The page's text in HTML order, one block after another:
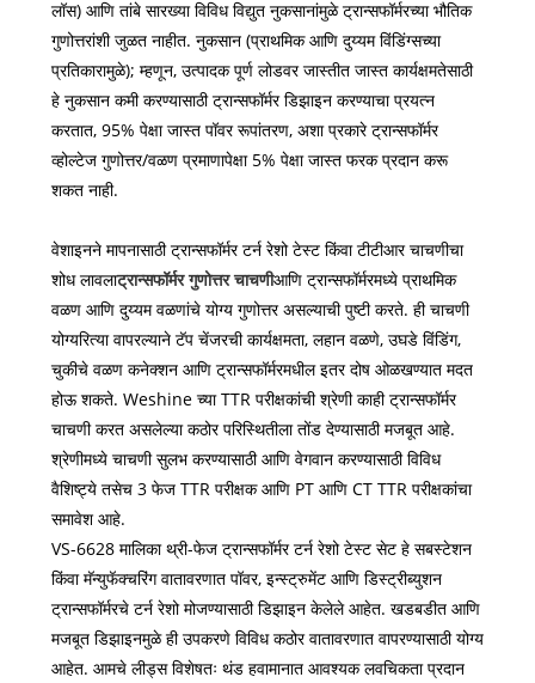
लॉस) आणि तांबे सारख्या विविध विद्युत नुकसानांमुळे ट्रान्सफॉर्मरच्या भौतिक
गुणोत्तरांशी जुळत नाहीत. नुकसान (प्राथमिक आणि दुय्यम विंडिंग्सच्या
प्रतिकारामुळे); म्हणून, उत्पादक पूर्ण लोडवर जास्तीत जास्त कार्यक्षमतेसाठी
हे नुकसान कमी करण्यासाठी ट्रान्सफॉर्मर डिझाइन करण्याचा प्रयत्न
करतात, 95% पेक्षा जास्त पॉवर रूपांतरण, अशा प्रकारे ट्रान्सफॉर्मर
व्होल्टेज गुणोत्तर/वळण प्रमाणापेक्षा 5% पेक्षा जास्त फरक प्रदान करू
शकत नाही.
वेशाइनने मापनासाठी ट्रान्सफॉर्मर टर्न रेशो टेस्ट किंवा टीटीआर चाचणीचा
शोध लावलाट्रान्सफॉर्मर गुणोत्तर चाचणीआणि ट्रान्सफॉर्मरमध्ये प्राथमिक
वळण आणि दुय्यम वळणांचे योग्य गुणोत्तर असल्याची पुष्टी करते. ही चाचणी
योग्यरित्या वापरल्याने टॅप चेंजरची कार्यक्षमता, लहान वळणे, उघडे विंडिंग,
चुकीचे वळण कनेक्शन आणि ट्रान्सफॉर्मरमधील इतर दोष ओळखण्यात मदत
होऊ शकते. Weshine च्या TTR परीक्षकांची श्रेणी काही ट्रान्सफॉर्मर
चाचणी करत असलेल्या कठोर परिस्थितीला तोंड देण्यासाठी मजबूत आहे.
श्रेणीमध्ये चाचणी सुलभ करण्यासाठी आणि वेगवान करण्यासाठी विविध
वैशिष्ट्ये तसेच 3 फेज TTR परीक्षक आणि PT आणि CT TTR परीक्षकांचा
समावेश आहे.
VS-6628 मालिका थ्री-फेज ट्रान्सफॉर्मर टर्न रेशो टेस्ट सेट हे सबस्टेशन
किंवा मॅन्युफॅक्चरिंग वातावरणात पॉवर, इन्स्ट्रुमेंट आणि डिस्ट्रीब्युशन
ट्रान्सफॉर्मरचे टर्न रेशो मोजण्यासाठी डिझाइन केलेले आहेत. खडबडीत आणि
मजबूत डिझाइनमुळे ही उपकरणे विविध कठोर वातावरणात वापरण्यासाठी योग्य
आहेत. आमचे लीड्स विशेषतः थंड हवामानात आवश्यक लवचिकता प्रदान